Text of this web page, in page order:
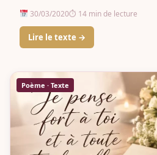
30/03/2020⏱ 14 min de lecture
Lire le texte →
Poème · Texte